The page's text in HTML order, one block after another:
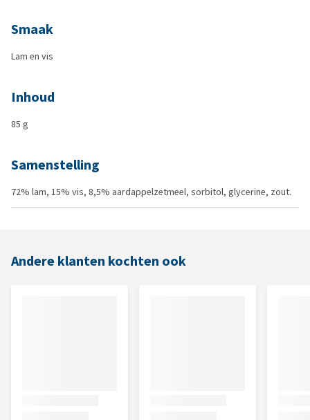
Smaak
Lam en vis
Inhoud
85 g
Samenstelling
72% lam, 15% vis, 8,5% aardappelzetmeel, sorbitol, glycerine, zout.
Andere klanten kochten ook